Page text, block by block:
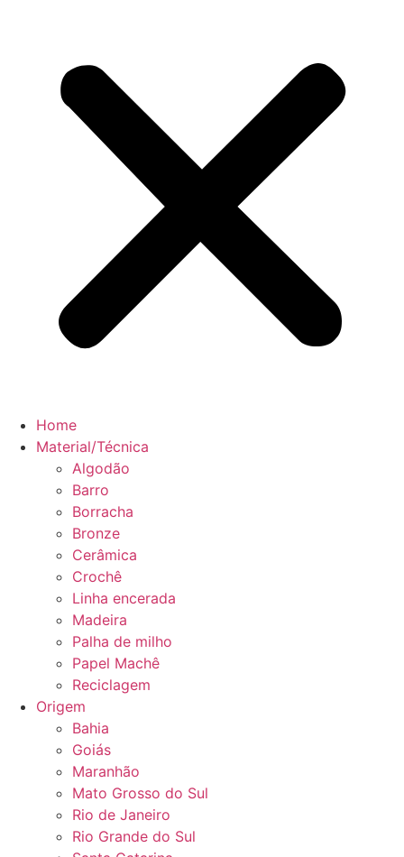
Home
Material/Técnica
Algodão
Barro
Borracha
Bronze
Cerâmica
Crochê
Linha encerada
Madeira
Palha de milho
Papel Machê
Reciclagem
Origem
Bahia
Goiás
Maranhão
Mato Grosso do Sul
Rio de Janeiro
Rio Grande do Sul